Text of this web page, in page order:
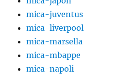
mica-juventus
mica-liverpool
mica-marsella
mica-mbappe
mica-napoli